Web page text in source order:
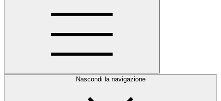
Nascondi la navigazione